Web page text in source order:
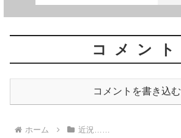
コメント
コメントを書き込む
ホーム 近況……